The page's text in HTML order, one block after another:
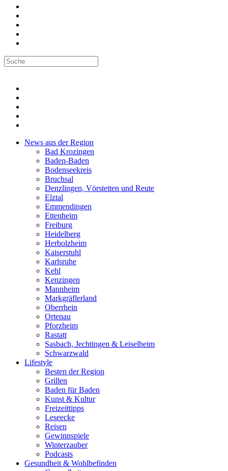
News aus der Region
Bad Krozingen
Baden-Baden
Bodenseekreis
Bruchsal
Denzlingen, Vörstetten und Reute
Elztal
Emmendingen
Ettenheim
Freiburg
Heidelberg
Herbolzheim
Kaiserstuhl
Karlsruhe
Kehl
Kenzingen
Mannheim
Markgräflerland
Oberrhein
Ortenau
Pforzheim
Rastatt
Sasbach, Jechtingen & Leiselheim
Schwarzwald
Lifestyle
Besten der Region
Grillen
Baden für Baden
Kunst & Kultur
Freizeittipps
Leseecke
Reisen
Gewinnspiele
Winterzauber
Podcasts
Gesundheit & Wohlbefinden